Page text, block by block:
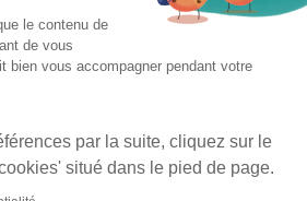
le contenu de
de vous
bien vous accompagner pendant votre
par la suite, cliquez sur le
situé dans le pied de page.
et prévention des
végétalisés
pelouse